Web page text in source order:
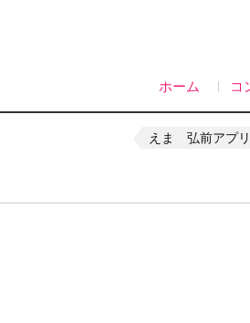
ホーム コ
えま 弘前アプ